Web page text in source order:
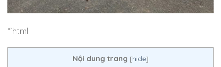
“`html
Nội dung trang [hide]